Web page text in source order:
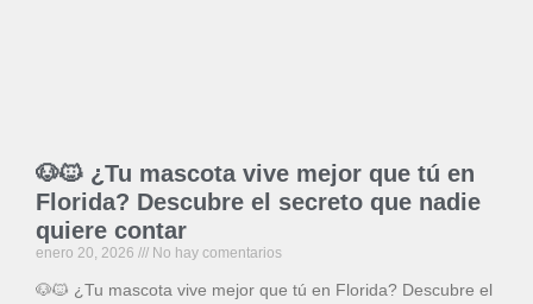
🐶🐱 ¿Tu mascota vive mejor que tú en
Florida? Descubre el secreto que nadie
quiere contar
enero 20, 2026 No hay comentarios
🐶🐱 ¿Tu mascota vive mejor que tú en Florida? Descubre el